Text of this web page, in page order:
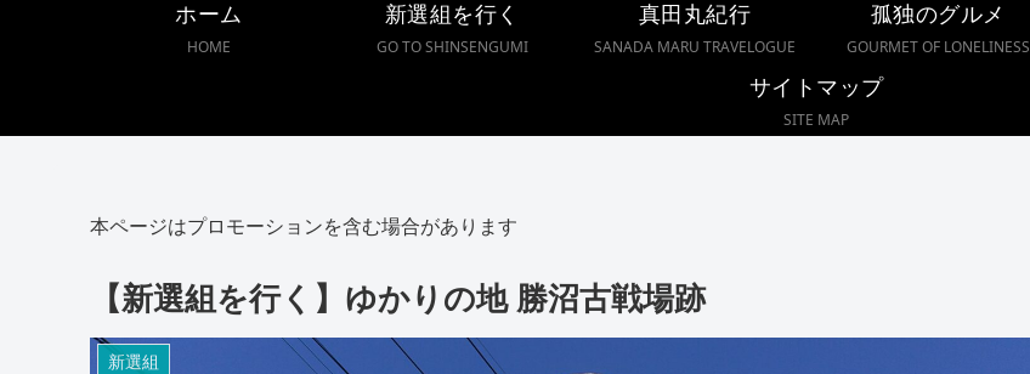
ホーム
HOME
新選組を行く
GO TO SHINSENGUMI
真田丸紀行
SANADA MARU TRAVELOGUE
孤独のグルメ
GOURMET OF LONELINESS
サイトマップ
SITE MAP
本ページはプロモーションを含む場合があります
【新選組を行く】ゆかりの地 勝沼古戦場跡
新選組